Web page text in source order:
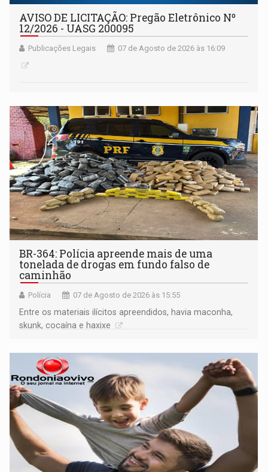
AVISO DE LICITAÇÃO: Pregão Eletrônico Nº
12/2026 - UASG 200095
Publicações Legais 07 de Agosto de 2026 às 16:09
BR-364: Polícia apreende mais de uma
tonelada de drogas em fundo falso de
caminhão
Polícia 07 de Agosto de 2026 às 15:55
Entre os materiais ilícitos apreendidos, havia maconha,
skunk, cocaína e haxixe